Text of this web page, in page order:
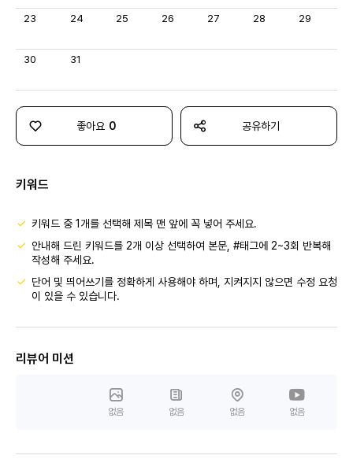
23 24 25 26 27 28 29
30 31
좋아요 0 공유하기
키워드
키워드 중 1개를 선택해 제목 맨 앞에 꼭 넣어 주세요.
안내해 드린 키워드를 2개 이상 선택하여 본문, #태그에 2~3회 반복해
작성해 주세요.
단어 및 띄어쓰기를 정확하게 사용해야 하며, 지켜지지 않으면 수정 요청
이 있을 수 있습니다.
리뷰어 미션
없음 없음 없음 없음